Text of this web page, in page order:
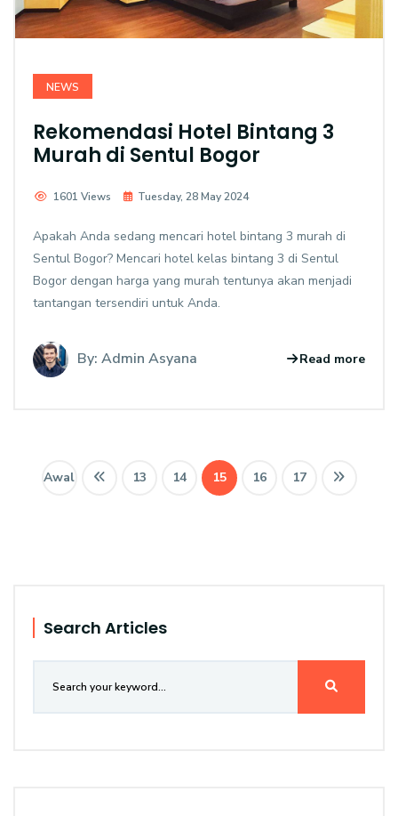
NEWS
Rekomendasi Hotel Bintang 3
Murah di Sentul Bogor
1601 Views Tuesday, 28 May 2024
Apakah Anda sedang mencari hotel bintang 3 murah di
Sentul Bogor? Mencari hotel kelas bintang 3 di Sentul
Bogor dengan harga yang murah tentunya akan menjadi
tantangan tersendiri untuk Anda.
By: Admin Asyana Read more
Awal 13 14 15 16 17
Search Articles